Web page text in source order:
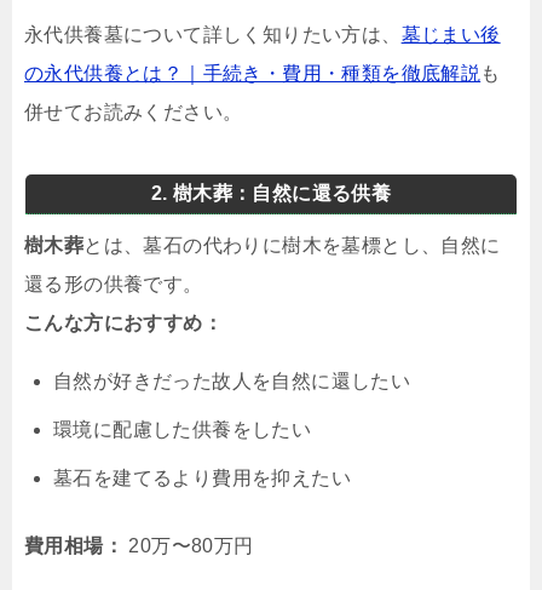
永代供養墓について詳しく知りたい方は、 墓じまい後
の永代供養とは？｜手続き・費用・種類を徹底解説 も
併せてお読みください。
2. 樹木葬：自然に還る供養
樹木葬とは、墓石の代わりに樹木を墓標とし、自然に
還る形の供養です。
こんな方におすすめ：
自然が好きだった故人を自然に還したい
環境に配慮した供養をしたい
墓石を建てるより費用を抑えたい
費用相場： 20万〜80万円